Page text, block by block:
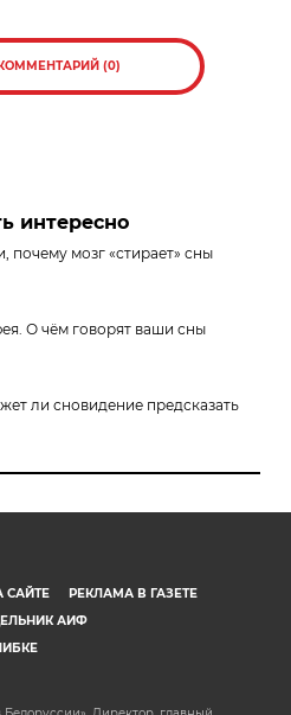
(0)
интересно
почему мозг «стирает» сны
О чём говорят ваши сны
ли сновидение предсказать
САЙТЕ
РЕКЛАМА В ГАЗЕТЕ
АИФ